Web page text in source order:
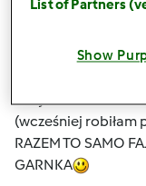
trwało to dośc
fajnego ciasta jak
dotyku.... hmmm
(wcześniej robiłam
RAZEM TO SAMO
GARNKA
List of Partners
Show